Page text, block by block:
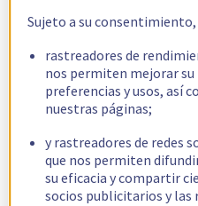
Sujeto a su
rastreadores de
nos permiten mejorar su
preferencias y usos, así
nuestras páginas;
y rastreadores de redes
que nos permiten
su eficacia y compartir
socios publicitarios y las